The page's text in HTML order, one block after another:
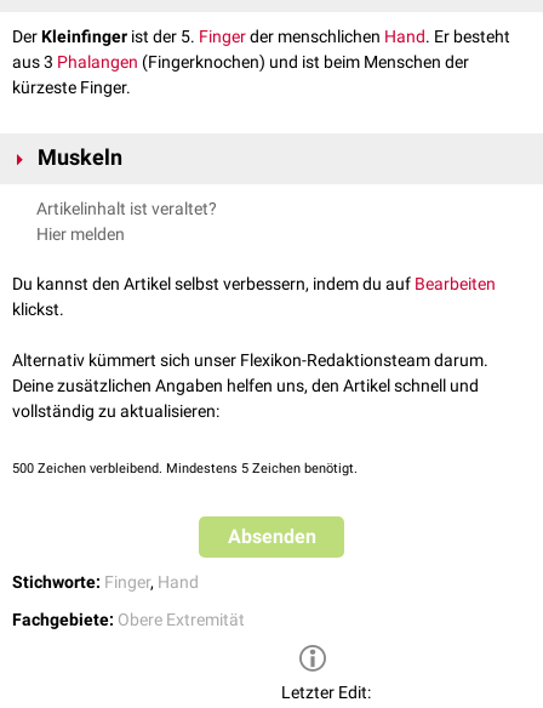
DerKleinfinger ist der 5. Fingerder menschlichen Hand. Er besteht
aus 3 Phalangen (Fingerknochen) und ist beim Menschen der
kürzeste Finger.
Muskeln
Für die Bewegung des Kleinfingers sind folgende
verantwortlich.
Musculus extensor digitorum
Musculus extensor digiti minimi
Musculus flexor digitorum superficialis
Musculus flexor digitorum profundus
Musculus flexor digiti minimi brevis
Musculus abductor digiti minimi
Musculi interossei palmares
Musculus opponens digiti minimi
Artikelinhalt ist veraltet?
Hier melden
Du kannst den Artikel selbst verbessern, indem du auf Bearbeiten
klickst.
Alternativ kümmert sich unser Flexikon-Redaktionsteam darum.
Deine zusätzlichen Angaben helfen uns, den Artikel schnell und
vollständig zu aktualisieren:
500 Zeichen verbleibend. Mindestens 5 Zeichen benötigt.
Absenden
Stichworte: Finger, Hand
Fachgebiete: Obere Extremität
Letzter Edit: